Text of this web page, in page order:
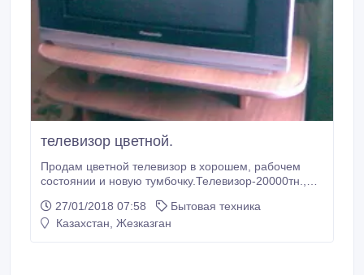
телевизор цветной.
Продам цветной телевизор в хорошем, рабочем
состоянии и новую тумбочку.Телевизор-20000тн.,
27/01/2018 07:58
Бытовая техника
Казахстан, Жезказган